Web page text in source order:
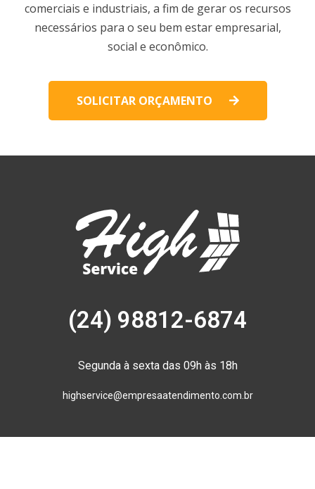
comerciais e industriais, a fim de gerar os recursos
necessários para o seu bem estar empresarial,
social e econômico.
SOLICITAR ORÇAMENTO
(24) 98812-6874
Segunda à sexta das 09h às 18h
highservice@empresaatendimento.com.br